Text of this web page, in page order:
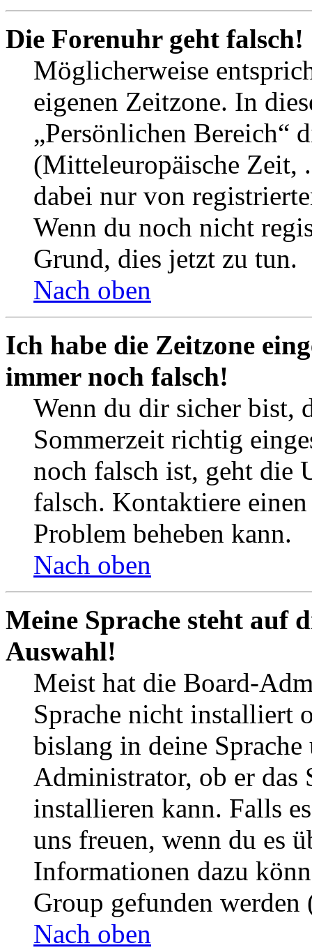
Die Forenuhr geht falsch!
Möglicherweise
eigenen Zeitzone. In
„Persönlichen Bereich“
(Mitteleuropäische Zeit,
dabei nur von
Wenn du noch nicht
Grund, dies jetzt zu tun.
Nach oben
Ich habe die Zeitzone
immer noch falsch!
Wenn du dir sicher bist,
Sommerzeit richtig
noch falsch ist, geht die
falsch. Kontaktiere
Problem beheben kann.
Nach oben
Meine Sprache steht auf
Auswahl!
Meist hat die Board-
Sprache nicht installiert
bislang in deine
Administrator, ob er das
installieren kann. Falls
uns freuen, wenn du es
Informationen dazu
Group gefunden
Nach oben